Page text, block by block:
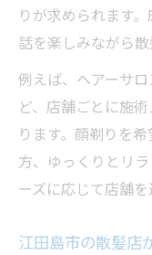
りが求められます
話を楽しみながら散
例えば、ヘアーサ
ど、店舗ごとに施
ります。顔剃りを
方、ゆっくりとリ
ーズに応じて店舗を
江田島市の散髪店